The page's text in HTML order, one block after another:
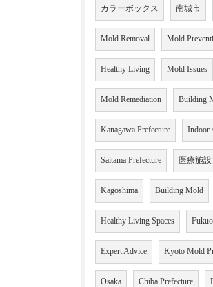
カラーボックス 南城市
Mold Removal Mold
Healthy Living Mold Issues
Mold Remediation Building
Kanagawa Prefecture Indoor
Saitama Prefecture 医療施設
Kagoshima Building Mold
Healthy Living Spaces
Expert Advice Kyoto Mold
Osaka Chiba Prefecture